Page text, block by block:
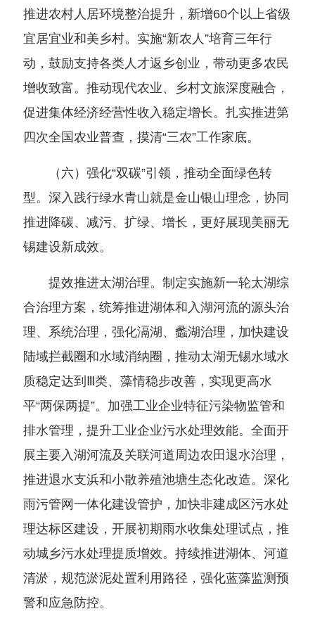
推进农村人居环境整治提升，新增60个以上省级
宜居宜业和美乡村。实施“新农人”培育三年行
动，鼓励支持各类人才返乡创业，带动更多农民
增收致富。推动现代农业、乡村文旅深度融合，
促进集体经济经营性收入稳定增长。扎实推进第
四次全国农业普查，摸清“三农”工作家底。
（六）强化“双碳”引领，推动全面绿色转
型。深入践行绿水青山就是金山银山理念，协同
推进降碳、减污、扩绿、增长，更好展现美丽无
锡建设新成效。
提效推进太湖治理。制定实施新一轮太湖综
合治理方案，统筹推进湖体和入湖河流的源头治
理、系统治理，强化滆湖、蠡湖治理，加快建设
陆域拦截圈和水域消纳圈，推动太湖无锡水域水
质稳定达到Ⅲ类、藻情稳步改善，实现更高水
平“两保两提”。加强工业企业特征污染物监管和
排水管理，提升工业企业污水处理效能。全面开
展主要入湖河流及关联河道周边农田退水治理，
推进退水支浜和小散养殖池塘生态化改造。深化
雨污管网一体化建设管护，加快非建成区污水处
理达标区建设，开展初期雨水收集处理试点，推
动城乡污水处理提质增效。持续推进湖体、河道
清淤，规范淤泥处置利用路径，强化蓝藻监测预
警和应急防控。